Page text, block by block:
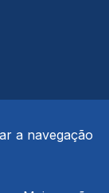
a navegação